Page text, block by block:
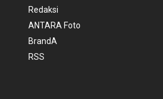
Redaksi
ANTARA Foto
BrandA
RSS